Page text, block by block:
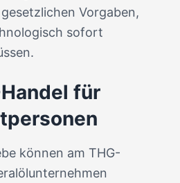
Vorgaben,
sofort
für
können am THG-